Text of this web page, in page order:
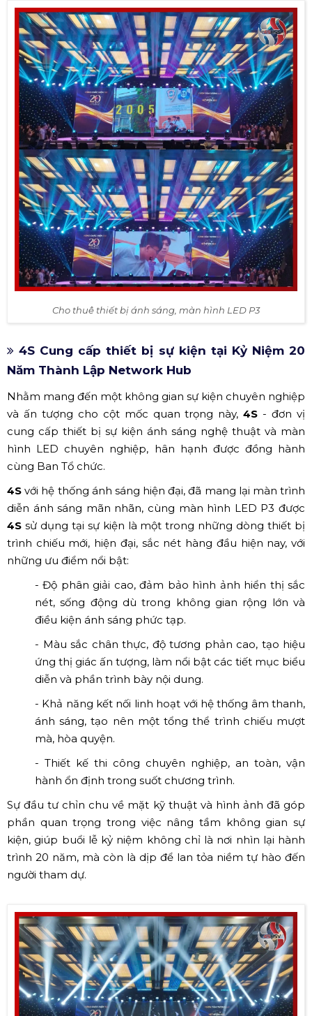
Cho thuê thiết bị ánh sáng, màn hình LED P3
4S Cung cấp thiết bị sự kiện tại Kỷ Niệm 20
Năm Thành Lập Network Hub
Nhằm mang đến một không gian sự kiện chuyên nghiệp
và ấn tượng cho cột mốc quan trọng này,4S - đơn vị
cung cấp thiết bị sự kiện ánh sáng nghệ thuật và màn
hình LED chuyên nghiệp, hân hạnh được đồng hành
cùng Ban Tổ chức.
4S với hệ thống ánh sáng hiện đại, đã mang lại màn trình
diễn ánh sáng mãn nhãn, cùng màn hình LED P3 được
4S sử dụng tại sự kiện là một trong những dòng thiết bị
trình chiếu mới, hiện đại, sắc nét hàng đầu hiện nay, với
những ưu điểm nổi bật:
- Độ phân giải cao, đảm bảo hình ảnh hiển thị sắc
nét, sống động dù trong không gian rộng lớn và
điều kiện ánh sáng phức tạp.
- Màu sắc chân thực, độ tương phản cao, tạo hiệu
ứng thị giác ấn tượng, làm nổi bật các tiết mục biểu
diễn và phần trình bày nội dung.
- Khả năng kết nối linh hoạt với hệ thống âm thanh,
ánh sáng, tạo nên một tổng thể trình chiếu mượt
mà, hòa quyện.
- Thiết kế thi công chuyên nghiệp, an toàn, vận
hành ổn định trong suốt chương trình.
Sự đầu tư chỉn chu về mặt kỹ thuật và hình ảnh đã góp
phần quan trọng trong việc nâng tầm không gian sự
kiện, giúp buổi lễ kỷ niệm không chỉ là nơi nhìn lại hành
trình 20 năm, mà còn là dịp để lan tỏa niềm tự hào đến
người tham dự.